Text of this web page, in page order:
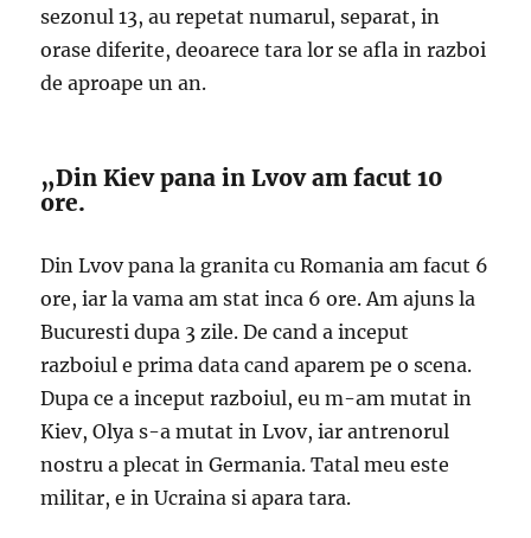
sezonul 13, au repetat numarul, separat, in
orase diferite, deoarece tara lor se afla in razboi
de aproape un an.
„Din Kiev pana in Lvov am facut 10
ore.
Din Lvov pana la granita cu Romania am facut 6
ore, iar la vama am stat inca 6 ore. Am ajuns la
Bucuresti dupa 3 zile. De cand a inceput
razboiul e prima data cand aparem pe o scena.
Dupa ce a inceput razboiul, eu m-am mutat in
Kiev, Olya s-a mutat in Lvov, iar antrenorul
nostru a plecat in Germania. Tatal meu este
militar, e in Ucraina si apara tara.